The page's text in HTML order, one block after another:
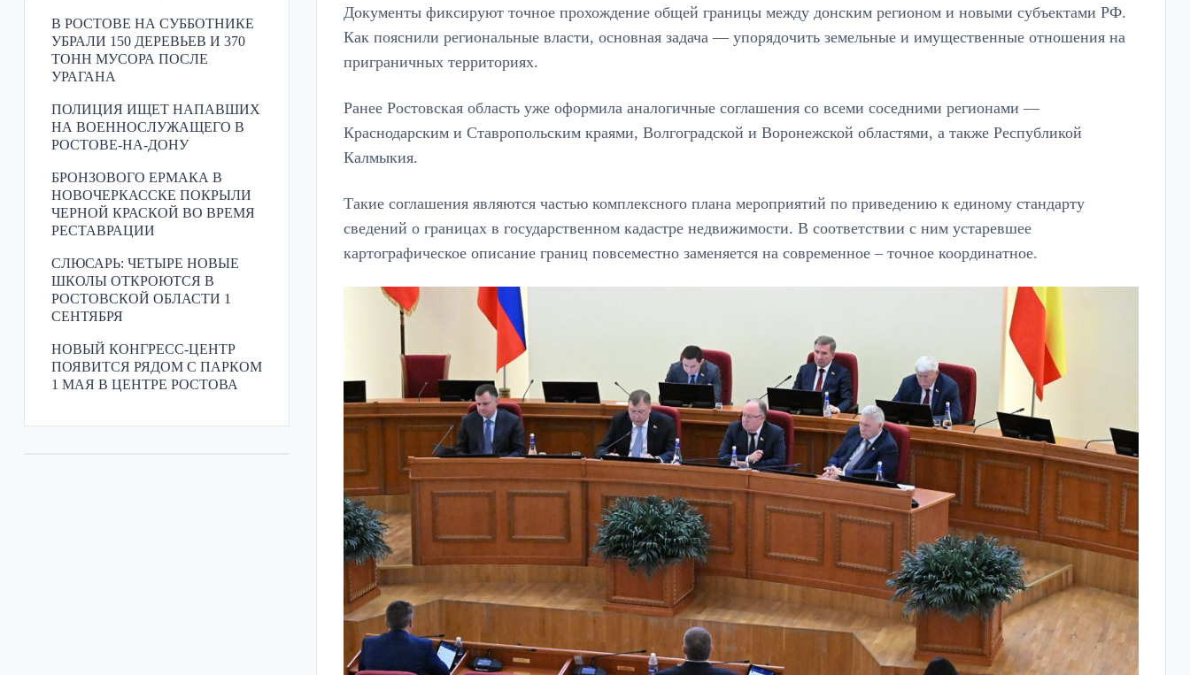
В РОСТОВЕ НА СУББОТНИКЕ
УБРАЛИ 150 ДЕРЕВЬЕВ И 370
ТОНН МУСОРА ПОСЛЕ
УРАГАНА
ПОЛИЦИЯ ИЩЕТ НАПАВШИХ
НА ВОЕННОСЛУЖАЩЕГО В
РОСТОВЕ-НА-ДОНУ
БРОНЗОВОГО ЕРМАКА В
НОВОЧЕРКАССКЕ ПОКРЫЛИ
ЧЕРНОЙ КРАСКОЙ ВО ВРЕМЯ
РЕСТАВРАЦИИ
СЛЮСАРЬ: ЧЕТЫРЕ НОВЫЕ
ШКОЛЫ ОТКРОЮТСЯ В
РОСТОВСКОЙ ОБЛАСТИ 1
СЕНТЯБРЯ
НОВЫЙ КОНГРЕСС-ЦЕНТР
ПОЯВИТСЯ РЯДОМ С ПАРКОМ
1 МАЯ В ЦЕНТРЕ РОСТОВА
Документы фиксируют точное прохождение общей границы между донским регионом и новыми субъектами РФ.
Как пояснили региональные власти, основная задача — упорядочить земельные и имущественные отношения на
приграничных территориях.
Ранее Ростовская область уже оформила аналогичные соглашения со всеми соседними регионами —
Краснодарским и Ставропольским краями, Волгоградской и Воронежской областями, а также Республикой
Калмыкия.
Такие соглашения являются частью комплексного плана мероприятий по приведению к единому стандарту
сведений о границах в государственном кадастре недвижимости. В соответствии с ним устаревшее
картографическое описание границ повсеместно заменяется на современное – точное координатное.